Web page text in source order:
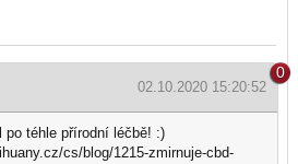
0
02.10.2020 15:20:52
téhle přírodní léčbě! :)
cs/blog/1215-zmirnuje-cbd-